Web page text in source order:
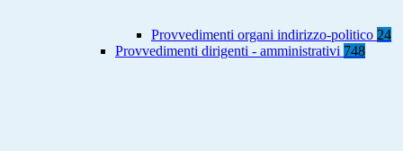
Provvedimenti organi indirizzo-politico 24
Provvedimenti dirigenti - amministrativi 748